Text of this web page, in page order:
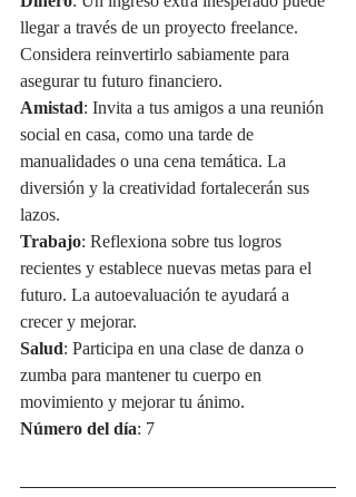
llegar a través de un proyecto freelance.
Considera reinvertirlo sabiamente para
asegurar tu futuro financiero.
Amistad: Invita a tus amigos a una reunión
social en casa, como una tarde de
manualidades o una cena temática. La
diversión y la creatividad fortalecerán sus
lazos.
Trabajo: Reflexiona sobre tus logros
recientes y establece nuevas metas para el
futuro. La autoevaluación te ayudará a
crecer y mejorar.
Salud: Participa en una clase de danza o
zumba para mantener tu cuerpo en
movimiento y mejorar tu ánimo.
Número del día: 7